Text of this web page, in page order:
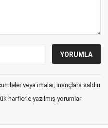
veya imalar, inançlara saldırı
harflerle yazılmış yorumlar